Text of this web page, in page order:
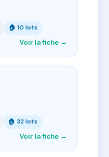
🏠 10 lots
Voir la fiche →
🏠 32 lots
Voir la fiche →